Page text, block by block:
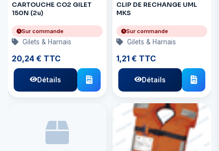
CARTOUCHE CO2 GILET
150N (2u)
Sur commande
Gilets & Harnais
20,24 € TTC
Détails
CLIP DE RECHANGE UML
MKS
Sur commande
Gilets & Harnais
1,21 € TTC
Détails